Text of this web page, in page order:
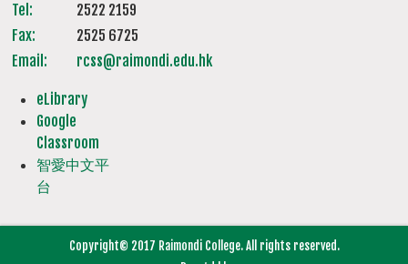
Tel:
2522 2159
Fax:
2525 6725
Email:
rcss@raimondi.edu.hk
eLibrary
Google
Classroom
智愛中文平
台
Copyright© 2017 Raimondi College. All rights reserved.